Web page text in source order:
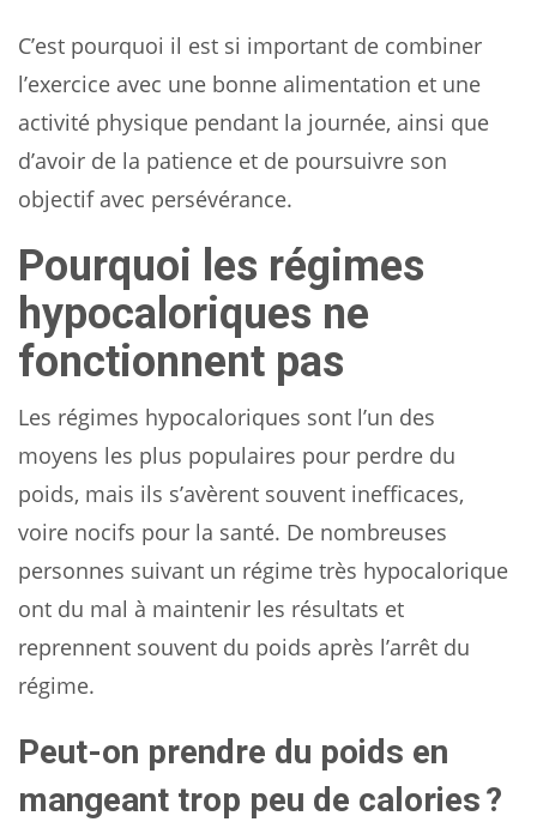
C’est pourquoi il est si important de combiner
l’exercice avec une bonne alimentation et une
activité physique pendant la journée, ainsi que
d’avoir de la patience et de poursuivre son
objectif avec persévérance.
Pourquoi les régimes
hypocaloriques ne
fonctionnent pas
Les régimes hypocaloriques sont l’un des
moyens les plus populaires pour perdre du
poids, mais ils s’avèrent souvent inefficaces,
voire nocifs pour la santé. De nombreuses
personnes suivant un régime très hypocalorique
ont du mal à maintenir les résultats et
reprennent souvent du poids après l’arrêt du
régime.
Peut-on prendre du poids en
mangeant trop peu de calories ?